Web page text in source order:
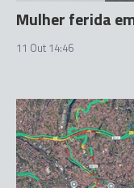
Mulher ferida
11 Out 14:46